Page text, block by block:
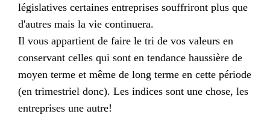
législatives certaines entreprises souffriront plus que
d'autres mais la vie continuera.
Il vous appartient de faire le tri de vos valeurs en
conservant celles qui sont en tendance haussière de
moyen terme et même de long terme en cette période
(en trimestriel donc). Les indices sont une chose, les
entreprises une autre!